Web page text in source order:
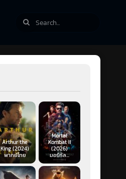
Arthur the
King (2024)
พากย์ไทย
Mortal
Kombat II
(2026)
มอร์ทัล...